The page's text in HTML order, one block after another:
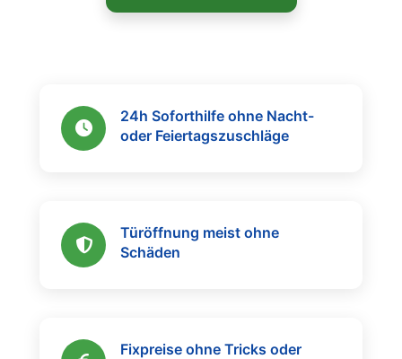
24h Soforthilfe ohne Nacht-
oder Feiertagszuschläge
Türöffnung meist ohne
Schäden
Fixpreise ohne Tricks oder